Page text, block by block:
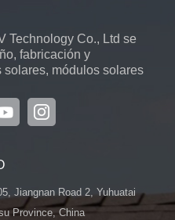
Technology Co., Ltd se
fabricación y
módulos solares
empresa, ubicada en
Nanjing, con una
con sistemas
Jiangnan Road 2, Yuhuatai
Province, China